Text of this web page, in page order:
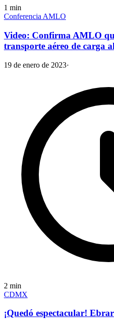
1 min
Conferencia AMLO
Video: Confirma AMLO
transporte aéreo de carga
19 de enero de 2023·
2 min
CDMX
¡Quedó espectacular!